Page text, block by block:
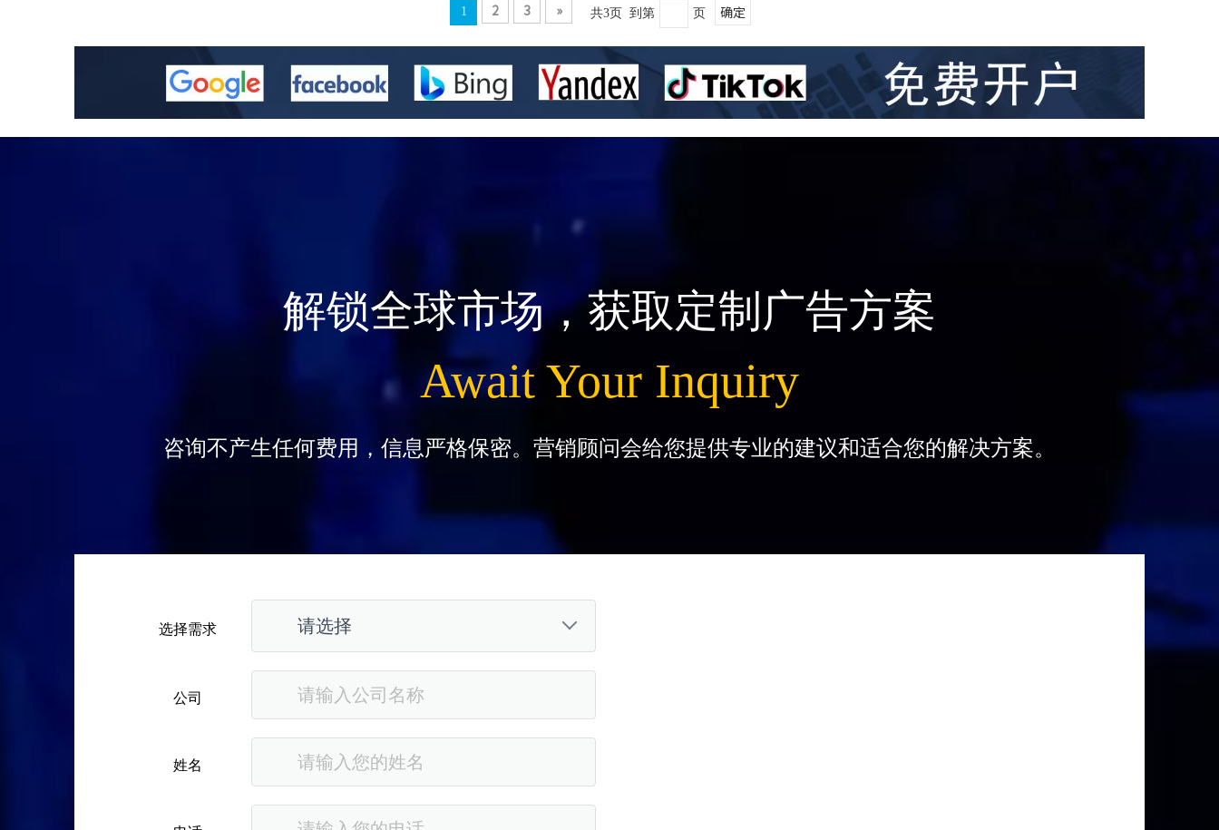
1 2 3 » 共3页 到第 页 确定
解锁全球市场，获取定制广告方案
Await Your Inquiry
咨询不产生任何费用，信息严格保密。营销顾问会给您提供专业的建议和适合您的解决方案。